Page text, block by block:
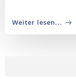
Weiter lesen...